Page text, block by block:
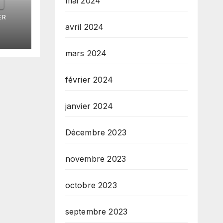
avril 2024
mars 2024
février 2024
janvier 2024
Décembre 2023
novembre 2023
octobre 2023
septembre 2023